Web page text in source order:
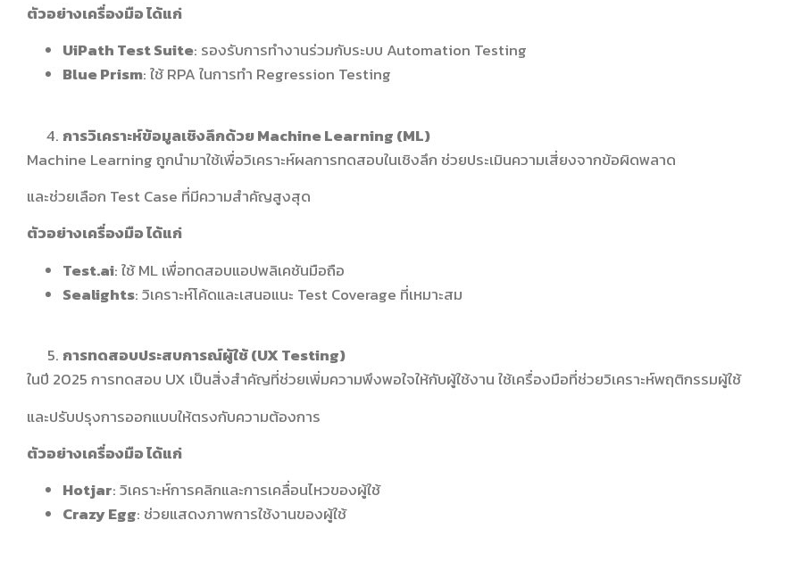
ตัวอย่างเครื่องมือ ได้แก่
UiPath Test Suite: รองรับการทำงานร่วมกับระบบ Automation Testing
Blue Prism: ใช้ RPA ในการทำ Regression Testing
การวิเคราะห์ข้อมูลเชิงลึกด้วย Machine Learning (ML)
Machine Learning ถูกนำมาใช้เพื่อวิเคราะห์ผลการทดสอบในเชิงลึก ช่วยประเมินความเสี่ยงจากข้อผิดพลาด
และช่วยเลือก Test Case ที่มีความสำคัญสูงสุด
ตัวอย่างเครื่องมือ ได้แก่
Test.ai: ใช้ ML เพื่อทดสอบแอปพลิเคชันมือถือ
Sealights: วิเคราะห์โค้ดและเสนอแนะ Test Coverage ที่เหมาะสม
การทดสอบประสบการณ์ผู้ใช้ (UX Testing)
ในปี 2025 การทดสอบ UX เป็นสิ่งสำคัญที่ช่วยเพิ่มความพึงพอใจให้กับผู้ใช้งาน ใช้เครื่องมือที่ช่วยวิเคราะห์พฤติกรรมผู้ใช้
และปรับปรุงการออกแบบให้ตรงกับความต้องการ
ตัวอย่างเครื่องมือ ได้แก่
Hotjar: วิเคราะห์การคลิกและการเคลื่อนไหวของผู้ใช้
Crazy Egg: ช่วยแสดงภาพการใช้งานของผู้ใช้